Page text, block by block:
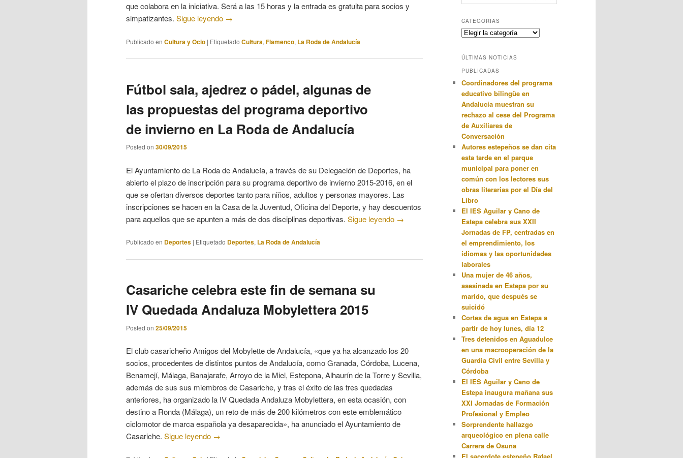
que colabora en la iniciativa. Será a las 15 horas y la entrada es gratuita para socios y
simpatizantes. Sigue leyendo →
Publicado en Cultura y Ocio | Etiquetado Cultura, Flamenco, La Roda de Andalucía
Fútbol sala, ajedrez o pádel, algunas de
las propuestas del programa deportivo
de invierno en La Roda de Andalucía
Posted on 30/09/2015
El Ayuntamiento de La Roda de Andalucía, a través de su Delegación de Deportes, ha
abierto el plazo de inscripción para su programa deportivo de invierno 2015-2016, en el
que se ofertan diversos deportes tanto para niños, adultos y personas mayores. Las
inscripciones se hacen en la Casa de la Juventud, Oficina del Deporte, y hay descuentos
para aquellos que se apunten a más de dos disciplinas deportivas. Sigue leyendo →
Publicado en Deportes | Etiquetado Deportes, La Roda de Andalucía
Casariche celebra este fin de semana su
IV Quedada Andaluza Mobylettera 2015
Posted on 25/09/2015
El club casaricheño Amigos del Mobylette de Andalucía, «que ya ha alcanzado los 20
socios, procedentes de distintos puntos de Andalucía, como Granada, Córdoba, Lucena,
Benamejí, Málaga, Banajarafe, Arroyo de la Miel, Estepona, Alhaurín de la Torre y Sevilla,
además de sus sus miembros de Casariche, y tras el éxito de las tres quedadas
anteriores, ha organizado la IV Quedada Andaluza Mobylettera, en esta ocasión, con
destino a Ronda (Málaga), un reto de más de 200 kilómetros con este emblemático
ciclomotor de marca española ya desaparecida», ha anunciado el Ayuntamiento de
Casariche. Sigue leyendo →
CATEGORIAS
Categorias
ÚLTIMAS NOTICIAS
PUBLICADAS
Coordinadores del programa
educativo bilingüe en
Andalucía muestran su
rechazo al cese del Programa
de Auxiliares de
Conversación
Autores estepeños se dan cita
esta tarde en el parque
municipal para poner en
común con los lectores sus
obras literarias por el Día del
Libro
El IES Aguilar y Cano de
Estepa celebra sus XXII
Jornadas de FP, centradas en
el emprendimiento, los
idiomas y las oportunidades
laborales
Una mujer de 46 años,
asesinada en Estepa por su
marido, que después se
suicidó
Cortes de agua en Estepa a
partir de hoy lunes, día 12
Tres detenidos en Aguadulce
en una macrooperación de la
Guardia Civil entre Sevilla y
Córdoba
El IES Aguilar y Cano de
Estepa inaugura mañana sus
XXI Jornadas de Formación
Profesional y Empleo
Sorprendente hallazgo
arqueológico en plena calle
Carrera de Osuna